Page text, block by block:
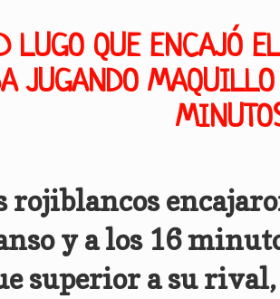
LUGO QUE ENCAJÓ
JUGANDO
rojiblancos
y a los 16
superior a su